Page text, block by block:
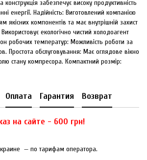
конструкція забезпечує високу продуктивність
енергії. Надійність: Виготовлений компанією
якісних компонентів та має внутрішній захист
Використовує екологічно чистий холодоагент
робочих температур: Можливість роботи за
Простота обслуговування: Має оглядове вікно
стану компресора. Компактний розмір:
Оплата Гарантия Возврат
на сайте - 600 грн!
— по тарифам оператора.